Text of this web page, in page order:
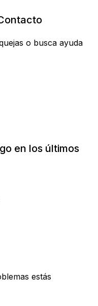
o busca ayuda
en los últimos
estás